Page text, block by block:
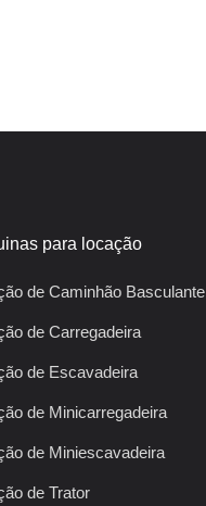
para locação
de Caminhão Basculante
de Carregadeira
de Escavadeira
de Minicarregadeira
de Miniescavadeira
de Trator